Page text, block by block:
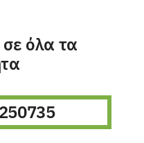
όλα τα